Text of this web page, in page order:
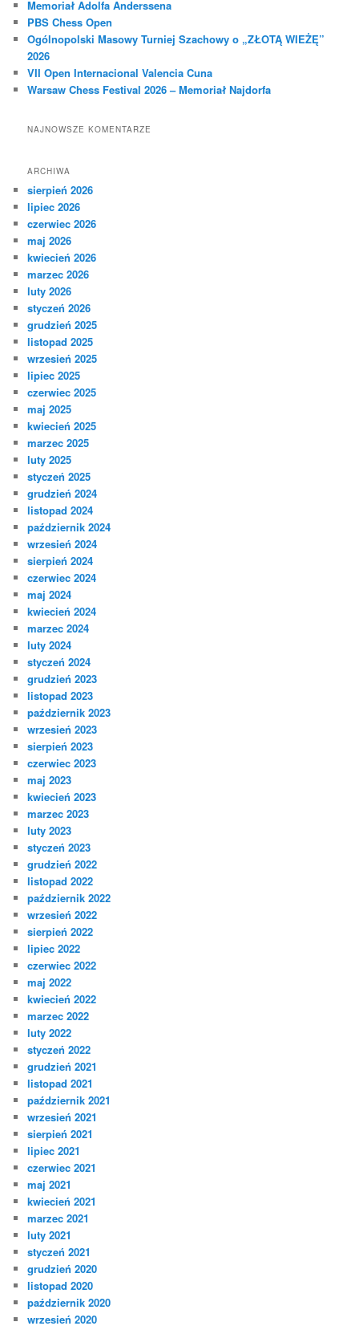
j
Memoriał Adolfa Anderssena
PBS Chess Open
Ogólnopolski Masowy Turniej Szachowy o „ZŁOTĄ WIEŻĘ”
2026
VII Open Internacional Valencia Cuna
Warsaw Chess Festival 2026 – Memoriał Najdorfa
NAJNOWSZE KOMENTARZE
ARCHIWA
sierpień 2026
lipiec 2026
czerwiec 2026
maj 2026
kwiecień 2026
marzec 2026
luty 2026
styczeń 2026
grudzień 2025
listopad 2025
wrzesień 2025
lipiec 2025
czerwiec 2025
maj 2025
kwiecień 2025
marzec 2025
luty 2025
styczeń 2025
grudzień 2024
listopad 2024
październik 2024
wrzesień 2024
sierpień 2024
czerwiec 2024
maj 2024
kwiecień 2024
marzec 2024
luty 2024
styczeń 2024
grudzień 2023
listopad 2023
październik 2023
wrzesień 2023
sierpień 2023
czerwiec 2023
maj 2023
kwiecień 2023
marzec 2023
luty 2023
styczeń 2023
grudzień 2022
listopad 2022
październik 2022
wrzesień 2022
sierpień 2022
lipiec 2022
czerwiec 2022
maj 2022
kwiecień 2022
marzec 2022
luty 2022
styczeń 2022
grudzień 2021
listopad 2021
październik 2021
wrzesień 2021
sierpień 2021
lipiec 2021
czerwiec 2021
maj 2021
kwiecień 2021
marzec 2021
luty 2021
styczeń 2021
grudzień 2020
listopad 2020
październik 2020
wrzesień 2020